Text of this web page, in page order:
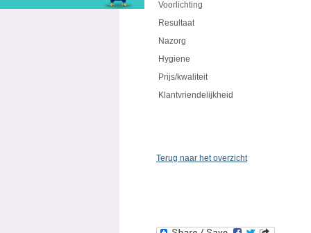
Voorlichting
Resultaat
Nazorg
Hygiene
Prijs/kwaliteit
Klantvriendelijkheid
Terug naar het overzicht